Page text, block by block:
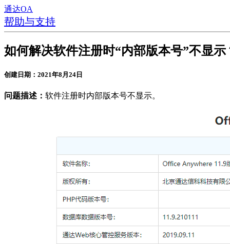
通达OA
帮助与支持
如何解决软件注册时“内部版本号”不显示
创建日期：2021年8月24日
问题描述： 软件注册时内部版本号不显示。